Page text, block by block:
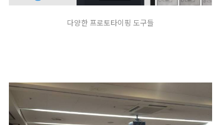
다양한 프로토타이핑 도구들